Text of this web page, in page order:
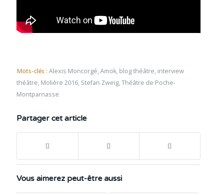
Mots-clés : Alexis Moncorgé,Amok, blog théâtre, interview
théâtre, Molière 2016, Stefan Zweig,Théâtre de Poche-
Montparnasse
Partager cet article
Vous aimerez peut-être aussi